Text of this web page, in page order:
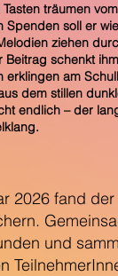
Tasten träumen
Spenden soll er
ziehen
Beitrag schenkt
erklingen am
dem stillen
endlich – der
2026 fand
und